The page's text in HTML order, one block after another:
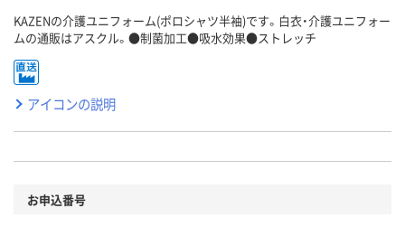
KAZENの介護ユニフォーム(ポロシャツ半袖)です。白衣・介護ユニフォー
ムの通販はアスクル。●制菌加工●吸水効果●ストレッチ
アイコンの説明
お申込番号